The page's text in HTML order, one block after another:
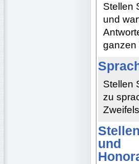
Stellen
und
ganzen
Stellen
zu
und